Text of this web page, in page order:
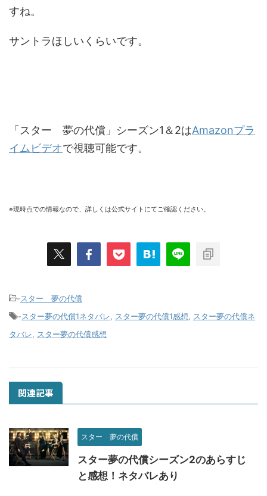
すね。
サントラほしいくらいです。
「スター 夢の代償」シーズン1＆2はAmazonプラ
イムビデオで視聴可能です。
※現時点での情報なので、詳しくは公式サイトにてご確認ください。
-スター 夢の代償
-スター夢の代償1ネタバレ スター夢の代償1感想
スター夢の代償ネ
タバレ
スター夢の代償感想
関連記事
スター 夢の代償
スター夢の代償シーズン2のあらすじ
と感想！ネタバレあり